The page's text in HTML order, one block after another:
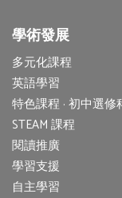
學術發展
多元化課程
英語學習
特色課程 · 初中選修
STEAM 課程
閱讀推廣
學習支援
自主學習